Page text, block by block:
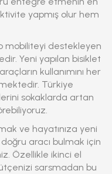
yapmış olur hem
mobiliteyi destekleyen
Yeni yapılan bisiklet
kullanımını her
Türkiye
sokaklarda artan
ve hayatınıza yeni
aracı bulmak için
Özellikle ikinci el
sarsmadan bu